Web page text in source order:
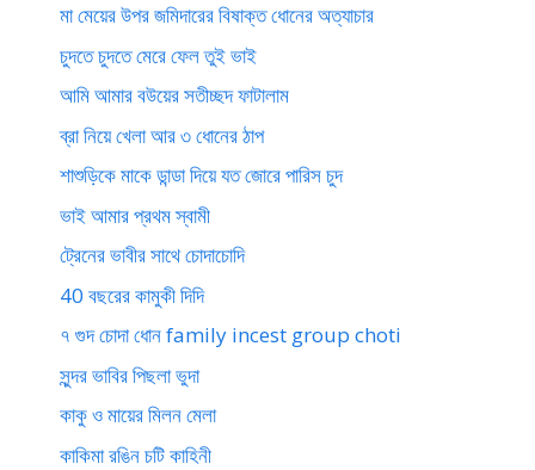
মা মেয়ের উপর জমিদারের বিষাক্ত ধোনের অত্যাচার
চুদতে চুদতে মেরে ফেল তুই ভাই
আমি আমার বউয়ের সতীচ্ছদ ফাটালাম
ব্রা নিয়ে খেলা আর ৩ ধোনের ঠাপ
শাশুড়িকে মাকে ডান্ডা দিয়ে যত জোরে পারিস চুদ
ভাই আমার প্রথম স্বামী
ট্রেনের ভাবীর সাথে চোদাচোদি
40 বছরের কামুকী দিদি
৭ গুদ চোদা ধোন family incest group choti
সুন্দর ভাবির পিছলা ভুদা
কাকু ও মায়ের মিলন মেলা
কাকিমা রঙিন চটি কাহিনী